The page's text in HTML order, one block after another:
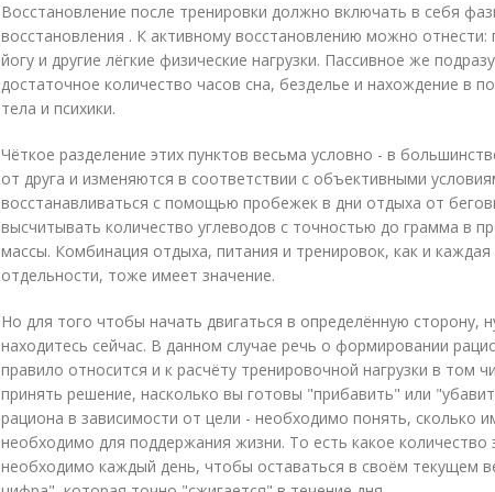
Восстановление после тренировки должно включать в себя
восстановления . К активному восстановлению можно отнести:
йогу и другие лёгкие физические нагрузки. Пассивное же
достаточное количество часов сна, безделье и нахождение в
тела и психики.
Чёткое разделение этих пунктов весьма условно - в
от друга и изменяются в соответствии с объективными
восстанавливаться с помощью пробежек в дни отдыха от
высчитывать количество углеводов с точностью до грамма в
массы. Комбинация отдыха, питания и тренировок, как и
отдельности, тоже имеет значение.
Но для того чтобы начать двигаться в определённую сторону,
находитесь сейчас. В данном случае речь о формировании
правило относится и к расчёту тренировочной нагрузки в том
принять решение, насколько вы готовы "прибавить" или
рациона в зависимости от цели - необходимо понять, сколько
необходимо для поддержания жизни. То есть какое количество
необходимо каждый день, чтобы оставаться в своём текущем